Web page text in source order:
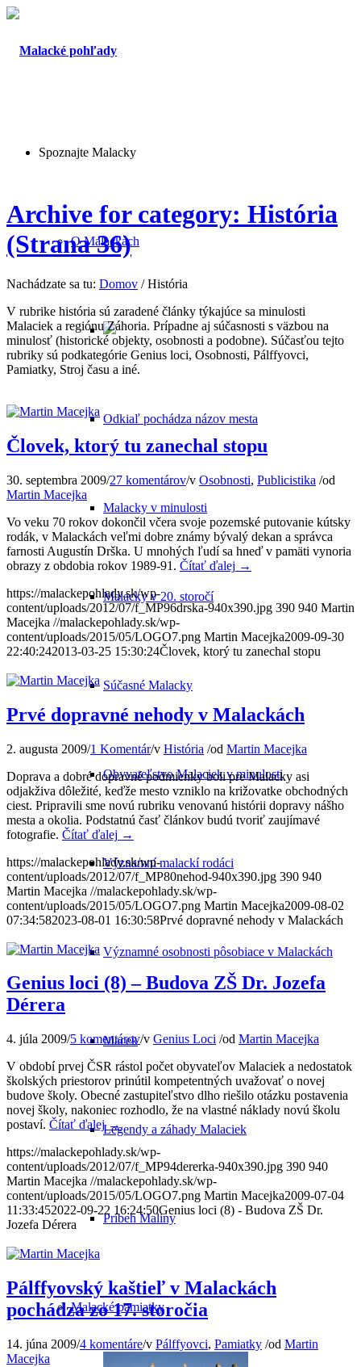
Spoznajte Malacky
O Malackách
Odkiaľ pochádza názov mesta
Malacky v minulosti
Malacky v 20. storočí
Súčasné Malacky
Obyvateľstvo Malaciek v minulosti
Významní malackí rodáci
Významné osobnosti pôsobiace v Malackách
Macek
Legendy a záhady Malaciek
Príbeh Maliny
Malacké pamiatky
Archive for category: História
(Strana 36)
Nachádzate sa tu: Domov / História
V rubrike história sú zaradené články týkajúce sa minulosti
Malaciek a regiónu Záhoria. Prípadne aj súčasnosti s väzbou na
minulosť (historické objekty, osobnosti a podobne). Súčasťou tejto
rubriky sú podkategórie Genius loci, Osobnosti, Pálffyovci,
Pamiatky, Stroj času a iné.
Človek, ktorý tu zanechal stopu
30. septembra 2009/27 komentárov/v Osobnosti, Publicistika /od
Martin Macejka
Vo veku 70 rokov dokončil včera svoje pozemské putovanie kútsky
rodák, v Malackách veľmi dobre známy bývalý dekan a správca
farnosti Augustín Drška. U mnohých ľudí sa hneď v pamäti vynoria
obrazy z obdobia rokov 1989-91. Čítať ďalej →
https://malackepohlady.sk/wp-
content/uploads/2012/07/f_MP96drska-940x390.jpg 390 940 Martin
Macejka //malackepohlady.sk/wp-
content/uploads/2015/05/LOGO7.png Martin Macejka2009-09-30
22:40:242013-03-25 15:30:24Človek, ktorý tu zanechal stopu
Prvé dopravné nehody v Malackách
2. augusta 2009/1 Komentár/v História /od Martin Macejka
Doprava a dobré dopravné podmienky boli pre Malacky asi
odjakživa dôležité, keďže mesto vzniklo na križovatke obchodných
ciest. Pripravili sme novú rubriku venovanú histórii dopravy nášho
mesta a okolia. Podstatnú časť článkov budú tvoriť zaujímavé
fotografie. Čítať ďalej →
https://malackepohlady.sk/wp-
content/uploads/2012/07/f_MP80nehod-940x390.jpg 390 940
Martin Macejka //malackepohlady.sk/wp-
content/uploads/2015/05/LOGO7.png Martin Macejka2009-08-02
07:34:582023-08-01 16:30:58Prvé dopravné nehody v Malackách
Genius loci (8) – Budova ZŠ Dr. Jozefa
Dérera
4. júla 2009/5 komentárov/v Genius Loci /od Martin Macejka
V období prvej ČSR rástol počet obyvateľov Malaciek a nedostatok
školských priestorov prinútil kompetentných uvažovať o novej
budove školy. Obecné zastupiteľstvo dlho riešilo otázku postavenia
novej školy, nakoniec rozhodlo, že na vlastné náklady novú školu
postaví. Čítať ďalej→
https://malackepohlady.sk/wp-
content/uploads/2012/07/f_MP94dererka-940x390.jpg 390 940
Martin Macejka //malackepohlady.sk/wp-
content/uploads/2015/05/LOGO7.png Martin Macejka2009-07-04
11:33:452022-09-22 16:24:50Genius loci (8) - Budova ZŠ Dr.
Jozefa Dérera
Pálffyovský kaštieľ v Malackách
pochádza zo 17. storočia
14. júna 2009/4 komentáre/v Pálffyovci, Pamiatky /od Martin
Macejka